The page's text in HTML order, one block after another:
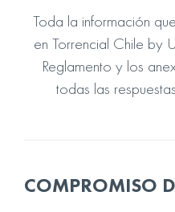
Toda la información
en Torrencial Chile by
Reglamento y los
todas las
COMPROMISO